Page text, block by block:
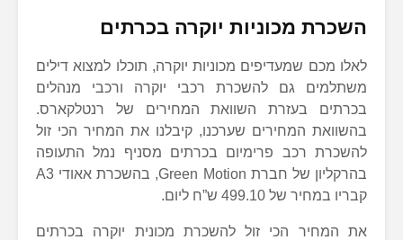
השכרת מכוניות יוקרה בכרתים
לאלו מכם שמעדיפים מכוניות יוקרה, תוכלו למצוא דילים
משתלמים גם להשכרת רכבי יוקרה ורכבי מנהלים
בכרתים בעזרת השוואת המחירים של רנטלקארס.
בהשוואת המחירים שערכנו, קיבלנו את המחיר הכי זול
להשכרת רכב פרימיום בכרתים מסניף נמל התעופה
בהרקליון של חברת Green Motion, בהשכרת אאודי A3
קבריו במחיר של 499.10 ש”ח ליום.
את המחיר הכי זול להשכרת מכונית יוקרה בכרתים